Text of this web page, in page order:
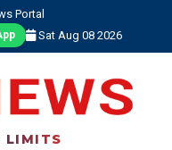
Portal
Sat Aug 08 2026
LIMITS